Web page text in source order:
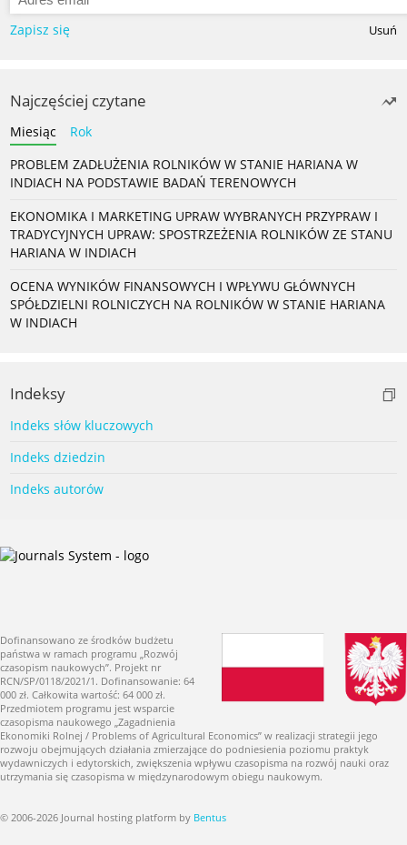
Zapisz się Usuń
Najczęściej czytane
Miesiąc
Rok
PROBLEM ZADŁUŻENIA ROLNIKÓW W STANIE HARIANA W
INDIACH NA PODSTAWIE BADAŃ TERENOWYCH
EKONOMIKA I MARKETING UPRAW WYBRANYCH PRZYPRAW I
TRADYCYJNYCH UPRAW: SPOSTRZEŻENIA ROLNIKÓW ZE STANU
HARIANA W INDIACH
OCENA WYNIKÓW FINANSOWYCH I WPŁYWU GŁÓWNYCH
SPÓŁDZIELNI ROLNICZYCH NA ROLNIKÓW W STANIE HARIANA
W INDIACH
Indeksy
Indeks słów kluczowych
Indeks dziedzin
Indeks autorów
Dofinansowano ze środków budżetu
państwa w ramach programu „Rozwój
czasopism naukowych”. Projekt nr
RCN/SP/0118/2021/1. Dofinansowanie: 64
000 zł. Całkowita wartość: 64 000 zł.
Przedmiotem programu jest wsparcie
czasopisma naukowego „Zagadnienia
Ekonomiki Rolnej / Problems of Agricultural Economics” w realizacji strategii jego
rozwoju obejmujących działania zmierzające do podniesienia poziomu praktyk
wydawniczych i edytorskich, zwiększenia wpływu czasopisma na rozwój nauki oraz
utrzymania się czasopisma w międzynarodowym obiegu naukowym.
© 2006-2026 Journal hosting platform by Bentus